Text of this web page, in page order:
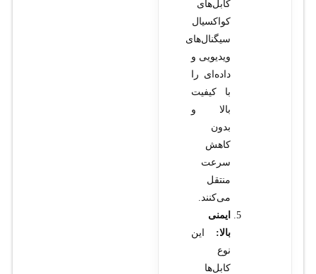
کابل‌های
کواکسیال
سیگنال‌های
ویدیویی و
داده‌ای را
با کیفیت
بالا و
بدون
کاهش
سرعت
منتقل
می‌کنند.
ایمنی
بالا: این
نوع
کابل‌ها